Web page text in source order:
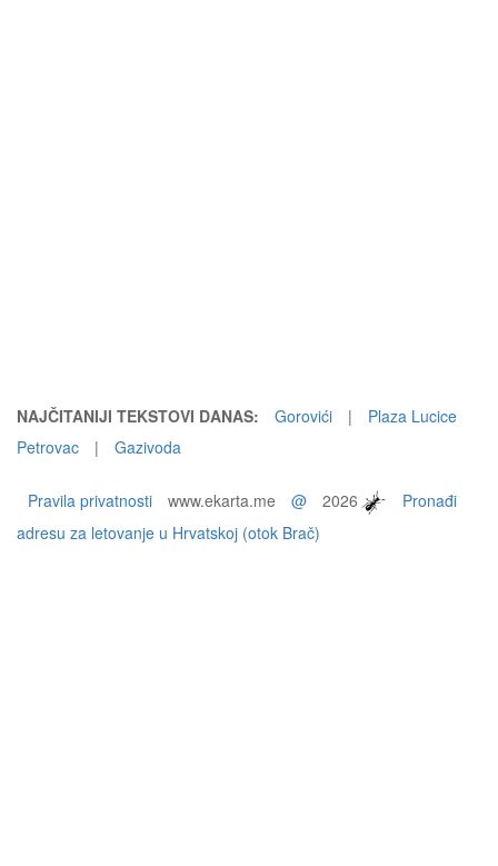
NAJČITANIJI TEKSTOVI DANAS: Gorovići |
Plaza Lucice
Petrovac
| Gazivoda
Pravila privatnosti www.ekarta.me @ 2026
Pronađi
adresu za letovanje u Hrvatskoj (otok Brač)